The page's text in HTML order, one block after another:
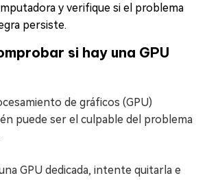
y verifique si el problema
persiste.
si hay una GPU
de gráficos (GPU)
puede ser el culpable del problema
GPU dedicada, intente quitarla e